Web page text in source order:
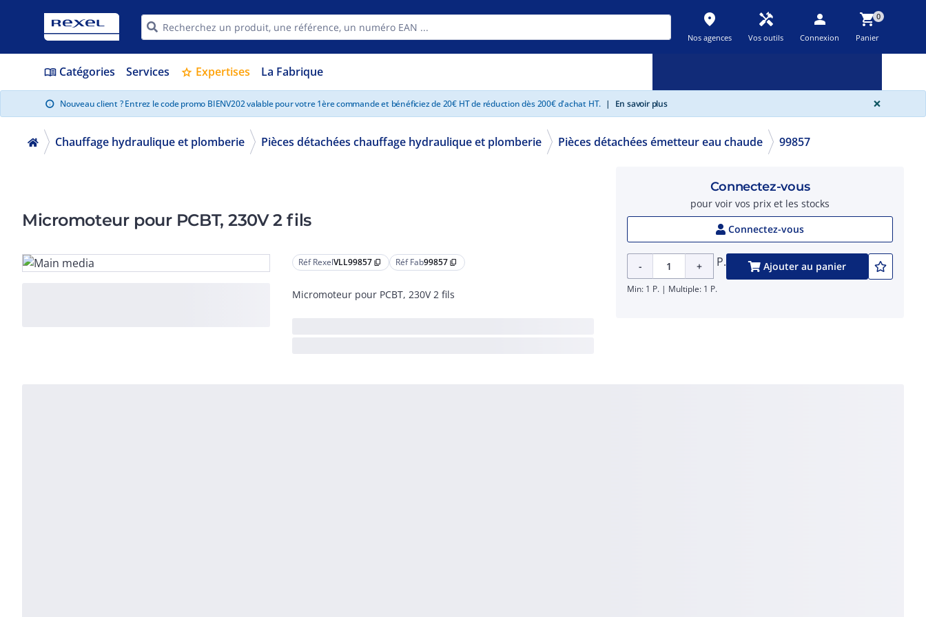
place
Nos agences
handyman
Vos outils
person
Connexion
shopping_cart0
Panier
menu_book Catégories Services star Expertises La Fabrique
info Nouveau client ? Entrez le code promo BIENV202 valable pour votre 1ère commande et bénéficiez de 20€ HT de réduction dès 200€ d'achat HT. | En savoir plus ×
Chauffage hydraulique et plomberie Pièces détachées chauffage hydraulique et plomberie Pièces détachées émetteur eau chaude 99857
Micromoteur pour PCBT, 230V 2 fils
Réf RexelVLL99857 content_copy Réf Fab99857 content_copy
Micromoteur pour PCBT, 230V 2 fils
Connectez-vous
pour voir vos prix et les stocks
Connectez-vous
- + P. Ajouter au panier
Min: 1 P. | Multiple: 1 P.